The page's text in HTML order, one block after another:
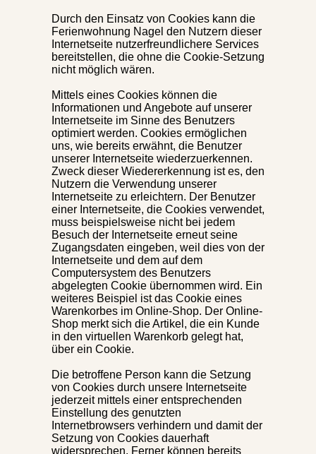
Durch den Einsatz von Cookies kann die
Ferienwohnung Nagel den Nutzern dieser
Internetseite nutzerfreundlichere Services
bereitstellen, die ohne die Cookie-Setzung
nicht möglich wären.
Mittels eines Cookies können die
Informationen und Angebote auf unserer
Internetseite im Sinne des Benutzers
optimiert werden. Cookies ermöglichen
uns, wie bereits erwähnt, die Benutzer
unserer Internetseite wiederzuerkennen.
Zweck dieser Wiedererkennung ist es, den
Nutzern die Verwendung unserer
Internetseite zu erleichtern. Der Benutzer
einer Internetseite, die Cookies verwendet,
muss beispielsweise nicht bei jedem
Besuch der Internetseite erneut seine
Zugangsdaten eingeben, weil dies von der
Internetseite und dem auf dem
Computersystem des Benutzers
abgelegten Cookie übernommen wird. Ein
weiteres Beispiel ist das Cookie eines
Warenkorbes im Online-Shop. Der Online-
Shop merkt sich die Artikel, die ein Kunde
in den virtuellen Warenkorb gelegt hat,
über ein Cookie.
Die betroffene Person kann die Setzung
von Cookies durch unsere Internetseite
jederzeit mittels einer entsprechenden
Einstellung des genutzten
Internetbrowsers verhindern und damit der
Setzung von Cookies dauerhaft
widersprechen. Ferner können bereits